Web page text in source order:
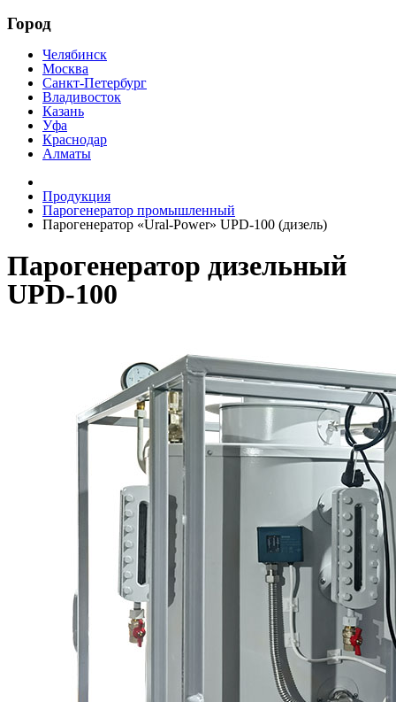
Город
Челябинск
Москва
Санкт-Петербург
Владивосток
Казань
Уфа
Краснодар
Алматы
Продукция
Парогенератор промышленный
Парогенератор «Ural-Power» UPD-100 (дизель)
Парогенератор дизельный
UPD-100